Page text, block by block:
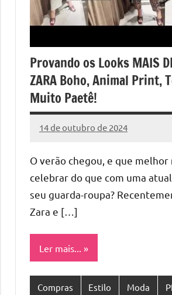
Provando os Looks MAIS
ZARA Boho, Animal Print,
Muito Paetê!
14 de outubro de 2024
Cibelle
Nenhum
O verão chegou, e que melhor
celebrar do que com uma
seu guarda-roupa?
Zara e […]
Ler mais...
Compras Estilo Moda